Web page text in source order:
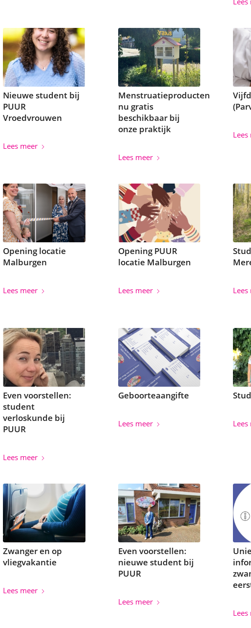
Nieuwe student bij
PUUR
Vroedvrouwen
Lees meer
Menstruatieproducten
nu gratis
beschikbaar bij
onze praktijk
Lees meer
Lees
Opening locatie
Malburgen
Lees meer
Opening PUUR
locatie Malburgen
Lees meer Lees
Even voorstellen:
student
verloskunde bij
PUUR
Lees meer
Geboorteaangifte
Lees meer Lees
Zwanger en op
vliegvakantie
Lees meer
Even voorstellen:
nieuwe student bij
PUUR
Lees meer
Lees